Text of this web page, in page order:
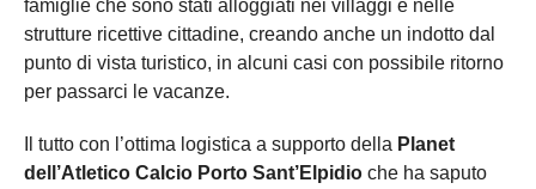
famiglie che sono stati alloggiati nei villaggi e nelle
strutture ricettive cittadine, creando anche un indotto dal
punto di vista turistico, in alcuni casi con possibile ritorno
per passarci le vacanze.
Il tutto con l’ottima logistica a supporto della Planet
dell’Atletico Calcio Porto Sant’Elpidio che ha saputo